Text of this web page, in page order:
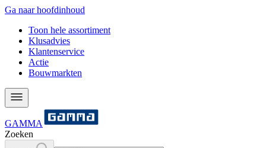
Ga naar hoofdinhoud
Toon hele assortiment
Klusadvies
Klantenservice
Actie
Bouwmarkten
GAMMA
Zoeken